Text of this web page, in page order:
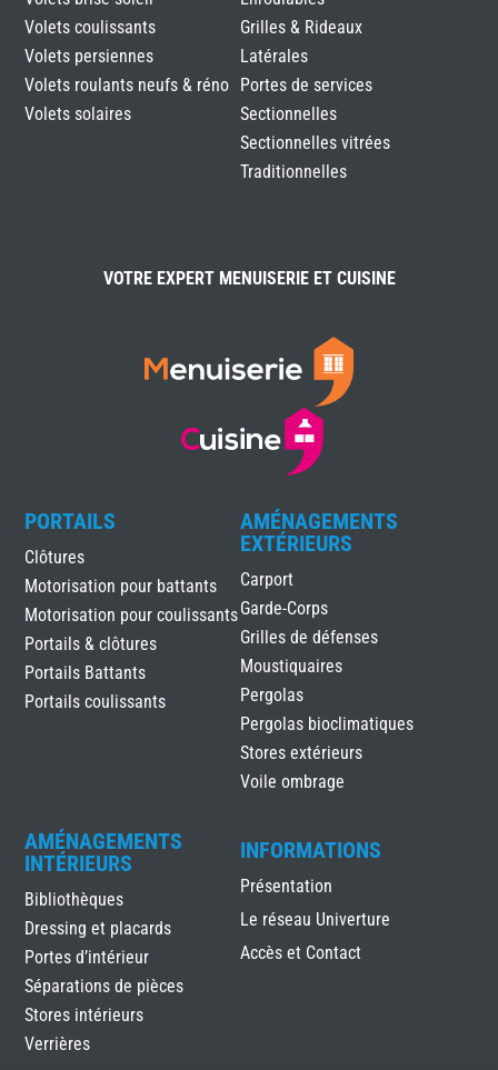
Volets coulissants
Volets persiennes
Volets roulants neufs & réno
Volets solaires
Grilles & Rideaux
Latérales
Portes de services
Sectionnelles
Sectionnelles vitrées
Traditionnelles
VOTRE EXPERT MENUISERIE ET CUISINE
PORTAILS
Clôtures
Motorisation pour battants
Motorisation pour coulissants
Portails & clôtures
Portails Battants
Portails coulissants
AMÉNAGEMENTS
EXTÉRIEURS
Carport
Garde-Corps
Grilles de défenses
Moustiquaires
Pergolas
Pergolas bioclimatiques
Stores extérieurs
Voile ombrage
AMÉNAGEMENTS
INTÉRIEURS
Bibliothèques
Dressing et placards
Portes d’intérieur
Séparations de pièces
Stores intérieurs
Verrières
INFORMATIONS
Présentation
Le réseau Univerture
Accès et Contact